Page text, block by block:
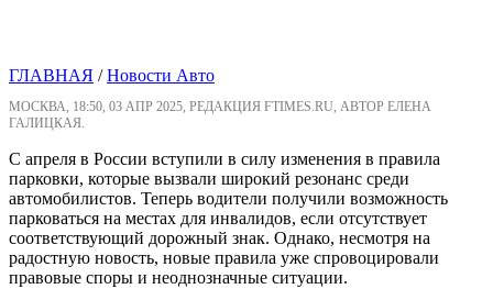
ГЛАВНАЯ /Новости Авто
МОСКВА, 18:50, 03 АПР 2025, РЕДАКЦИЯ FTIMES.RU, АВТОР ЕЛЕНА
ГАЛИЦКАЯ.
С апреля в России вступили в силу изменения в правила
парковки, которые вызвали широкий резонанс среди
автомобилистов. Теперь водители получили возможность
парковаться на местах для инвалидов, если отсутствует
соответствующий дорожный знак. Однако, несмотря на
радостную новость, новые правила уже спровоцировали
правовые споры и неоднозначные ситуации.